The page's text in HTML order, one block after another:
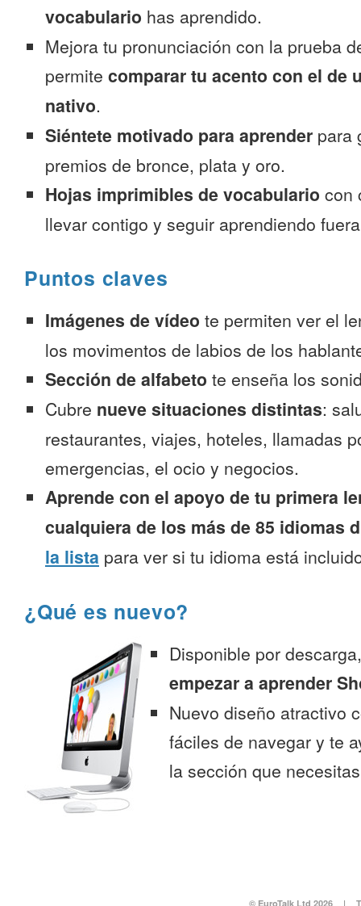
vocabulario has aprendido.
Mejora tu pronunciación con la prueba
permite comparar tu acento con el de
nativo.
Siéntete motivado para aprender para
premios de bronce, plata y oro.
Hojas imprimibles de vocabulario con
llevar contigo y seguir aprendiendo
Puntos claves
Imágenes de vídeo te permiten ver el
los movimentos de labios de los
Sección de alfabeto te enseña los
Cubre nueve situaciones distintas:
restaurantes, viajes, hoteles, llamadas
emergencias, el ocio y negocios.
Aprende con el apoyo de tu primera
cualquiera de los más de 85 idiomas
la lista para ver si tu idioma está
¿Qué es nuevo?
Disponible por
empezar a aprender
Nuevo diseño atractivo
fáciles de navegar y te
la sección que
© EuroTalk Ltd 2026 |